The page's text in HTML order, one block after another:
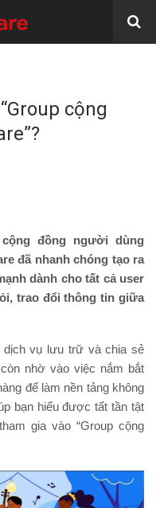
cộng
đồng người dùng
đã nhanh chóng tạo ra
dành cho tất cả user
trao đổi thông tin giữa
dịch vụ lưu trữ và chia sẻ
nhờ vào việc nắm bắt
để làm nền tảng không
bạn hiểu được tất tần tật
gia vào “Group cộng